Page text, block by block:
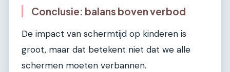
Conclusie: balans boven verbod
De impact van schermtijd op kinderen is
groot, maar dat betekent niet dat we alle
schermen moeten verbannen.